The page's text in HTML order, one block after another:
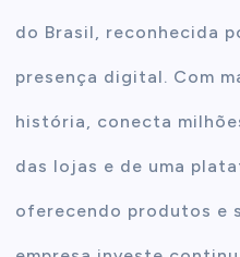
do Brasil, reconhecida
presença digital. Com
história, conecta
das lojas e de uma
oferecendo produtos e